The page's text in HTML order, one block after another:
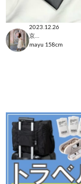
2023.12.26
mayu 158cm